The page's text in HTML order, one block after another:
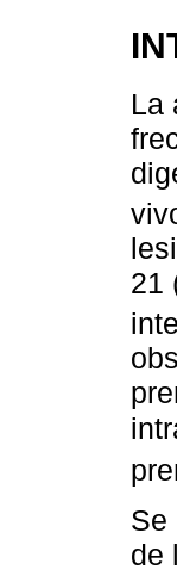
La
21
Se
de